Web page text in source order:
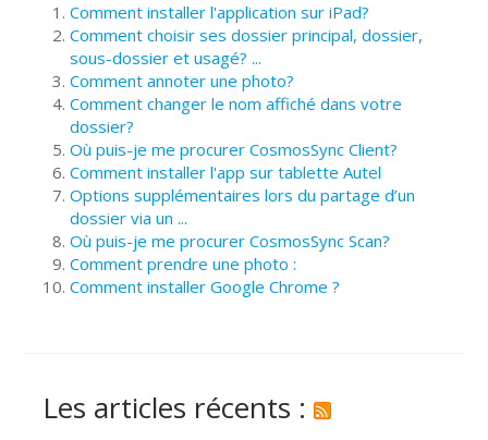
Comment installer l'application sur iPad?
Comment choisir ses dossier principal, dossier,
sous-dossier et usagé? ...
Comment annoter une photo?
Comment changer le nom affiché dans votre
dossier?
Où puis-je me procurer CosmosSync Client?
Comment installer l'app sur tablette Autel
Options supplémentaires lors du partage d’un
dossier via un ...
Où puis-je me procurer CosmosSync Scan?
Comment prendre une photo :
Comment installer Google Chrome ?
Les articles récents :